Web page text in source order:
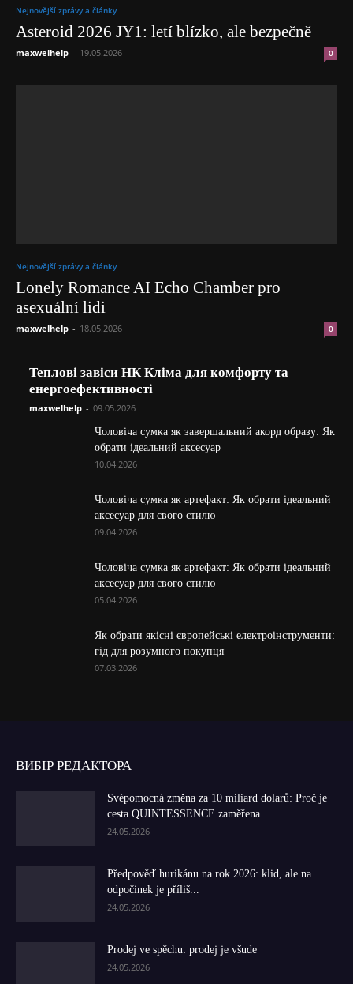
Nejnovější zprávy a články
Asteroid 2026 JY1: letí blízko, ale bezpečně
maxwelhelp - 19.05.2026 0
Nejnovější zprávy a články
Lonely Romance AI Echo Chamber pro
asexuální lidi
maxwelhelp - 18.05.2026 0
Теплові завіси НК Кліма для комфорту та
енергоефективності
maxwelhelp - 09.05.2026
Чоловіча сумка як завершальний акорд образу: Як
обрати ідеальний аксесуар
10.04.2026
Чоловіча сумка як артефакт: Як обрати ідеальний
аксесуар для свого стилю
09.04.2026
Чоловіча сумка як артефакт: Як обрати ідеальний
аксесуар для свого стилю
05.04.2026
Як обрати якісні європейські електроінструменти:
гід для розумного покупця
07.03.2026
ВИБІР РЕДАКТОРА
Svépomocná změna za 10 miliard dolarů: Proč je
cesta QUINTESSENCE zaměřena...
24.05.2026
Předpověď hurikánu na rok 2026: klid, ale na
odpočinek je příliš...
24.05.2026
Prodej ve spěchu: prodej je všude
24.05.2026